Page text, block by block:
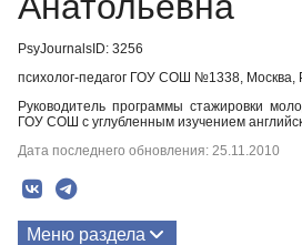
PsyJournalsID: 3256
психолог-педагог ГОУ СОШ №1338, Москва,
Руководитель программы стажировки
ГОУ СОШ с углубленным изучением
Дата последнего обновления: 25.11.2010
Меню раздела